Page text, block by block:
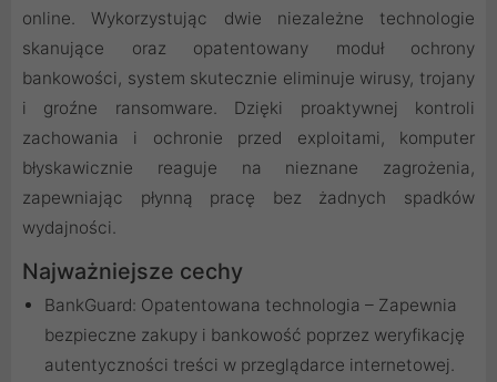
online. Wykorzystując dwie niezależne technologie
skanujące oraz opatentowany moduł ochrony
bankowości, system skutecznie eliminuje wirusy, trojany
i groźne ransomware. Dzięki proaktywnej kontroli
zachowania i ochronie przed exploitami, komputer
błyskawicznie reaguje na nieznane zagrożenia,
zapewniając płynną pracę bez żadnych spadków
wydajności.
Najważniejsze cechy
BankGuard: Opatentowana technologia – Zapewnia
bezpieczne zakupy i bankowość poprzez weryfikację
autentyczności treści w przeglądarce internetowej.